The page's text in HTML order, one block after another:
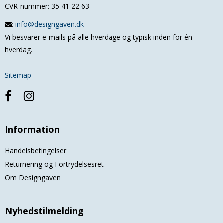
CVR-nummer: 35 41 22 63
: info@designgaven.dk
Vi besvarer e-mails på alle hverdage og typisk inden for én
hverdag.
Sitemap
Information
Handelsbetingelser
Returnering og Fortrydelsesret
Om Designgaven
Nyhedstilmelding